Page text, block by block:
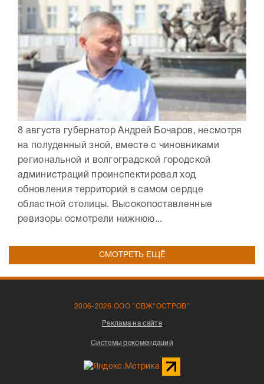
8 августа губернатор Андрей Бочаров, несмотря
на полуденный зной, вместе с чиновниками
региональной и волгоградской городской
администраций проинспектировал ход
обновления территорий в самом сердце
областной столицы. Высокопоставленные
ревизоры осмотрели нижнюю...
СМОТРЕТЬ ЕЩЁ
2006-2026 ООО "СВЖ"ОСТРОВ"
Реклама на сайте
Системы рекомендаций